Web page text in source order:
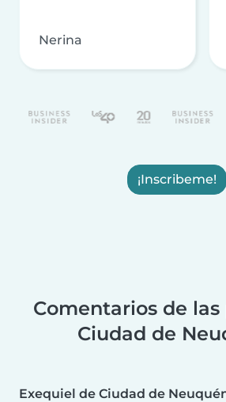
Nerina
¡Inscribeme!
Comentarios de las
Ciudad de
Exequiel de Ciudad de